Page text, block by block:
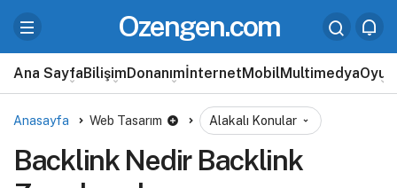
Ozengen.com
Ana SayfaBilişimDonanımİnternetMobilMultimedyaOyun
Anasayfa Web Tasarım Alakalı Konular
Backlink Nedir Backlink